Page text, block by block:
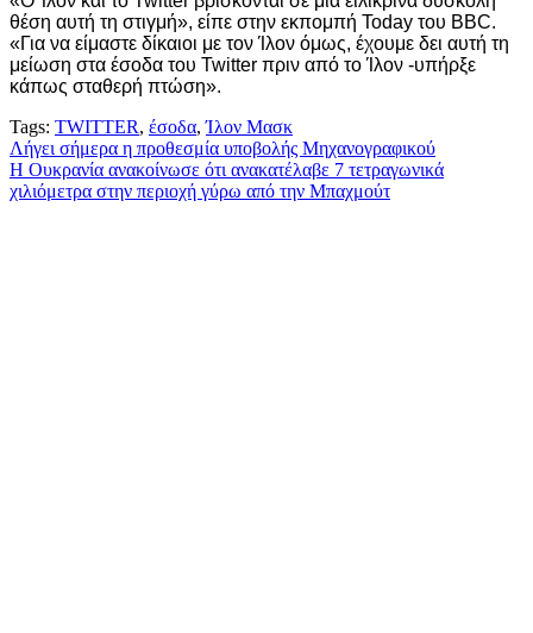
θέση αυτή τη στιγμή», είπε στην εκπομπή Today του BBC.
«Για να είμαστε δίκαιοι με τον Ίλον όμως, έχουμε δει αυτή τη
μείωση στα έσοδα του Twitter πριν από το Ίλον -υπήρξε
κάπως σταθερή πτώση».
Tags: TWITTER, έσοδα,Ίλον Μασκ
Πλοήγηση
άρθρων
Λήγει σήμερα η προθεσμία υποβολής Μηχανογραφικού
Η Ουκρανία ανακοίνωσε ότι ανακατέλαβε 7 τετραγωνικά
χιλιόμετρα στην περιοχή γύρω από την Μπαχμούτ